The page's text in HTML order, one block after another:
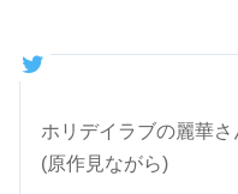
ホリデイラブの麗華
(原作見ながら)